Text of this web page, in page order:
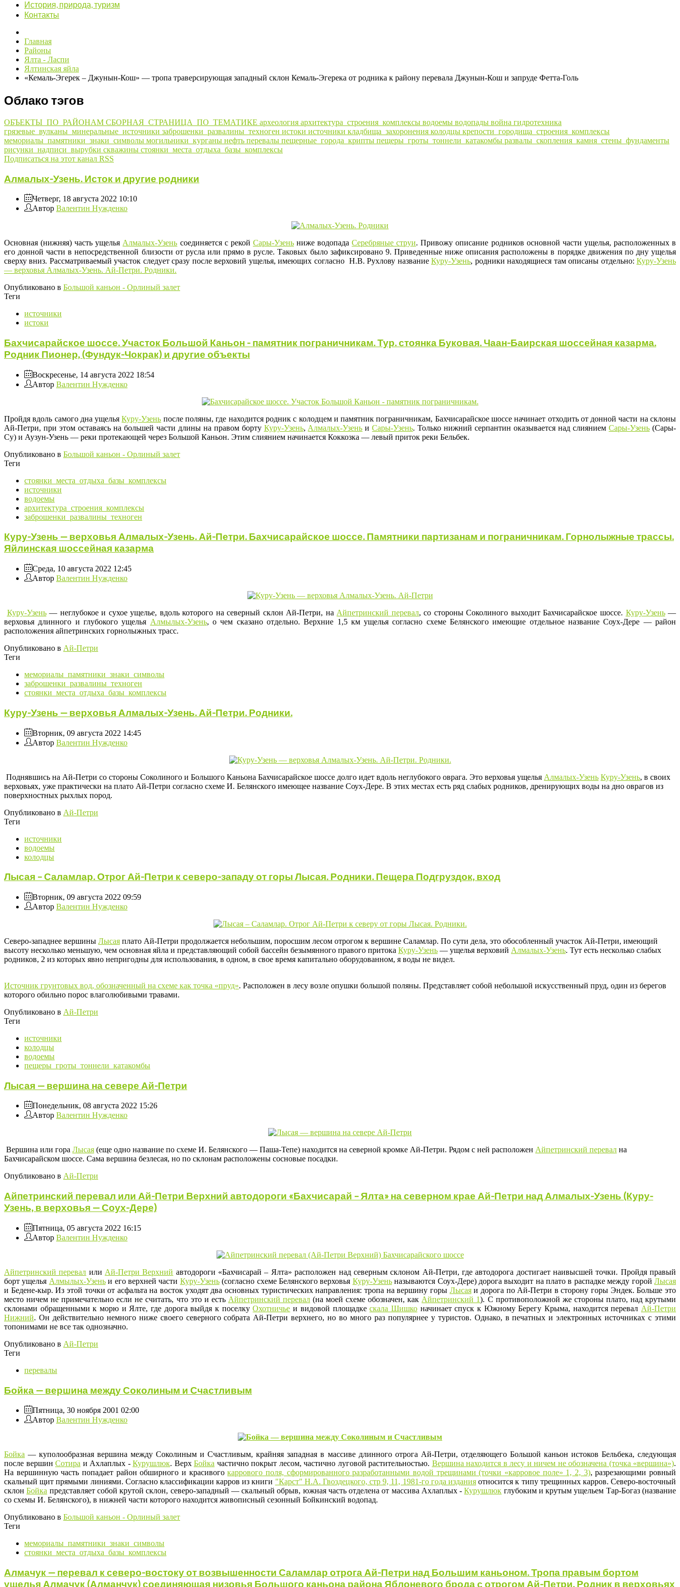
История, природа, туризм
Контакты
Главная
Районы
Ялта - Ласпи
Ялтинская яйла
«Кемаль-Эгерек – Джунын-Кош» — тропа траверсирующая западный склон Кемаль-Эгерека от родника к району перевала Джунын-Кош и запруде Фетта-Голь
Облако тэгов
ОБЪЕКТЫ_ПО_РАЙОНАМ СБОРНАЯ_СТРАНИЦА_ПО_ТЕМАТИКЕ археология архитектура_строения_комплексы водоемы водопады война гидротехника
грязевые_вулканы_минеральные_источники заброшенки_развалины_техноген истоки источники кладбища_захоронения колодцы крепости_городища_строения_комплексы
мемориалы_памятники_знаки_символы могильники_курганы нефть перевалы пещерные_города_крипты пещеры_гроты_тоннели_катакомбы развалы_скопления_камня_стены_фундаменты
рисунки_надписи_вырубки скважины стоянки_места_отдыха_базы_комплексы
Подписаться на этот канал RSS
Алмалых-Узень. Исток и другие родники
Четверг, 18 августа 2022 10:10
Автор Валентин Нужденко
Основная (нижняя) часть ущелья Алмалых-Узень соединяется с рекой Сары-Узеньниже водопадаСеребряные струи. Привожу описание родников основной части ущелья, расположенных в
его донной части в непосредственной близости от русла или прямо в русле. Таковых было зафиксировано 9. Приведенные ниже описания расположены в порядке движения по дну ущелья
сверху вниз. Рассматриваемый участок следует сразу после верховий ущелья, имеющих согласно Н.В. Рухлову названиеКуру-Узень, родники находящиеся там описаны отдельно:Куру-Узень
— верховья Алмалых-Узень. Ай-Петри. Родники.
Опубликовано в Большой каньон - Орлиный залет
Теги
источники
истоки
Бахчисарайское шоссе. Участок Большой Каньон - памятник пограничникам. Тур. стоянка Буковая. Чаан-Баирская шоссейная казарма.
Родник Пионер, (Фундук-Чокрак) и другие объекты
Воскресенье, 14 августа 2022 18:54
Автор Валентин Нужденко
Пройдя вдоль самого дна ущельяКуру-Узень после поляны, где находится родник с колодцем и памятник пограничникам, Бахчисарайское шоссе начинает отходить от донной части на склоны
Ай-Петри, при этом оставаясь на большей части длины на правом борту Куру-Узень, Алмалых-Узень иСары-Узень. Только нижний серпантин оказывается над слияниемСары-Узень (Сары-
Су) и Аузун-Узень — реки протекающей через Большой Каньон. Этим слиянием начинается Коккозка — левый приток реки Бельбек.
Опубликовано в Большой каньон - Орлиный залет
Теги
стоянки_места_отдыха_базы_комплексы
источники
водоемы
архитектура_строения_комплексы
заброшенки_развалины_техноген
Куру-Узень — верховья Алмалых-Узень. Ай-Петри. Бахчисарайское шоссе. Памятники партизанам и пограничникам. Горнолыжные трассы.
Яйлинская шоссейная казарма
Среда, 10 августа 2022 12:45
Автор Валентин Нужденко
Куру-Узень— неглубокое и сухое ущелье, вдоль которого на северный склон Ай-Петри, на Айпетринский перевал, со стороны Соколиного выходит Бахчисарайское шоссе. Куру-Узень—
верховья длинного и глубокого ущелья Алмылых-Узень, о чем сказано отдельно. Верхние 1,5 км ущелья согласно схеме Белянского имеющие отдельное название Соух-Дере — район
расположения айпетринских горнолыжных трасс.
Опубликовано в Ай-Петри
Теги
мемориалы_памятники_знаки_символы
заброшенки_развалины_техноген
стоянки_места_отдыха_базы_комплексы
Куру-Узень — верховья Алмалых-Узень. Ай-Петри. Родники.
Вторник, 09 августа 2022 14:45
Автор Валентин Нужденко
Поднявшись на Ай-Петри со стороны Соколиного и Большого Каньона Бахчисарайское шоссе долго идет вдоль неглубокого оврага. Это верховья ущелья Алмалых-Узень Куру-Узень, в своих
верховьях, уже практически на плато Ай-Петри согласно схеме И. Белянского имеющее название Соух-Дере. В этих местах есть ряд слабых родников, дренирующих воды на дно оврагов из
поверхностных рыхлых пород.
Опубликовано в Ай-Петри
Теги
источники
водоемы
колодцы
Лысая – Саламлар. Отрог Ай-Петри к северо-западу от горы Лысая. Родники. Пещера Подгруздок, вход
Вторник, 09 августа 2022 09:59
Автор Валентин Нужденко
Северо-западнее вершины Лысая плато Ай-Петри продолжается небольшим, поросшим лесом отрогом к вершине Саламлар. По сути дела, это обособленный участок Ай-Петри, имеющий
высоту несколько меньшую, чем основная яйла и представляющий собой бассейн безымянного правого притока Куру-Узень — ущелья верховий Алмалых-Узень. Тут есть несколько слабых
родников, 2 из которых явно непригодны для использования, в одном, в свое время капитально оборудованном, я воды не видел.
Источник грунтовых вод, обозначенный на схеме как точка «пруд». Расположен в лесу возле опушки большой поляны. Представляет собой небольшой искусственный пруд, один из берегов
которого обильно порос влаголюбивыми травами.
Опубликовано в Ай-Петри
Теги
источники
колодцы
водоемы
пещеры_гроты_тоннели_катакомбы
Лысая — вершина на севере Ай-Петри
Понедельник, 08 августа 2022 15:26
Автор Валентин Нужденко
Вершина или гора Лысая (еще одно название по схеме И. Белянского — Паша-Тепе) находится на северной кромке Ай-Петри. Рядом с ней расположен Айпетринский перевал на
Бахчисарайском шоссе. Сама вершина безлесая, но по склонам расположены сосновые посадки.
Опубликовано в Ай-Петри
Айпетринский перевал или Ай-Петри Верхний автодороги «Бахчисарай – Ялта» на северном крае Ай-Петри над Алмалых-Узень (Куру-
Узень, в верховья — Соух-Дере)
Пятница, 05 августа 2022 16:15
Автор Валентин Нужденко
Айпетринский перевал или Ай-Петри Верхний автодороги «Бахчисарай – Ялта» расположен над северным склоном Ай-Петри, где автодорога достигает наивысшей точки. Пройдя правый
борт ущелья Алмылых-Узеньи его верхней части Куру-Узень(согласно схеме Белянского верховья Куру-Узеньназываются Соух-Дере) дорога выходит на плато в распадке между горойЛысая
и Бедене-кыр. Из этой точки от асфальта на восток уходят два основных туристических направления: тропа на вершину горы Лысаяи дорога по Ай-Петри в сторону горы Эндек. Больше это
место ничем не примечательно если не считать, что это и есть Айпетринский перевал(на моей схеме обозначен, как Айпетринский 1). С противоположной же стороны плато, над крутыми
склонами обращенными к морю и Ялте, где дорога выйдя к поселкуОхотничье и видовой площадкескала Шишконачинает спуск к Южному Берегу Крыма, находится перевал Ай-Петри
Нижний. Он действительно немного ниже своего северного собрата Ай-Петри верхнего, но во много раз популярнее у туристов. Однако, в печатных и электронных источниках с этими
топонимами не все так однозначно.
Опубликовано в Ай-Петри
Теги
перевалы
Бойка — вершина между Соколиным и Счастливым
Пятница, 30 ноября 2001 02:00
Автор Валентин Нужденко
Бойка — куполообразная вершина между Соколиным и Счастливым, крайняя западная в массиве длинного отрога Ай-Петри, отделяющего Большой каньон истоков Бельбека, следующая
после вершин Сотира и Ахлаплых - Курушлюк. Верх Бойка частично покрыт лесом, частично луговой растительностью. Вершина находится в лесу и ничем не обозначена (точка «вершина»).
На вершинную часть попадает район обширного и красивогокаррового поля, сформированного разработанными водой трещинами (точки «карровое поле» 1, 2, 3), разрезающими ровный
скальный щит прямыми линиями. Согласно классификации карров из книги "Карст" Н.А. Гвоздецкого, стр 9, 11, 1981-го года изданияотносится к типу трещинных карров. Северо-восточный
склонБойка представляет собой крутой склон, северо-западный — скальный обрыв, южная часть отделена от массива Ахлаплых -Курушлюк глубоким и крутым ущельем Тар-Богаз (название
со схемы И. Белянского), в нижней части которого находится живописный сезонный Бойкинский водопад.
Опубликовано в Большой каньон - Орлиный залет
Теги
мемориалы_памятники_знаки_символы
стоянки_места_отдыха_базы_комплексы
Алмачук — перевал к северо-востоку от возвышенности Саламлар отрога Ай-Петри над Большим каньоном. Тропа правым бортом
ущелья Алмачук (Алманчук) соединяющая низовья Большого каньона района Яблоневого брода с отрогом Ай-Петри. Родник в верховьях